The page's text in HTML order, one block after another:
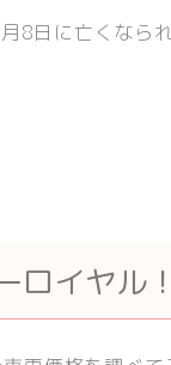
8日に亡くなら
ロイヤル